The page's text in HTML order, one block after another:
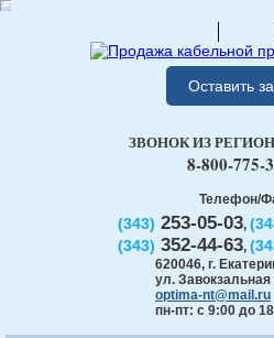
Оставить
Телефон/
(343) 253-05-03,
(343) 352-44-63,
620046, г.
ул.
optima-nt@mail.ru
пн-пт: с 9:00 до
ЗВОНОК ИЗ
8-800-775-